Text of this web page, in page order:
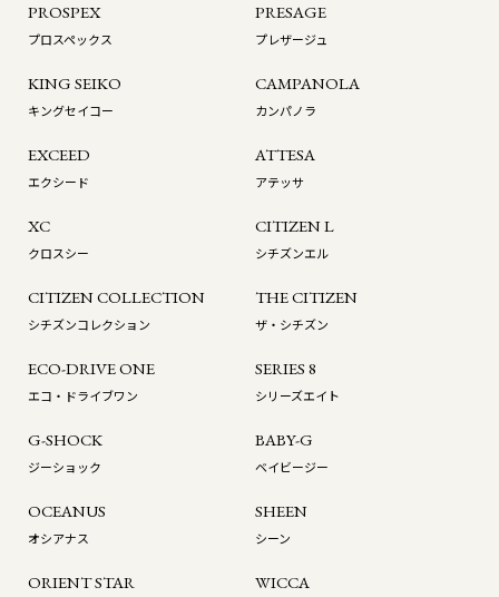
PROSPEX
プロスペックス
PRESAGE
プレザージュ
KING SEIKO
キングセイコー
CAMPANOLA
カンパノラ
EXCEED
エクシード
ATTESA
アテッサ
XC
クロスシー
CITIZEN L
シチズンエル
CITIZEN COLLECTION
シチズンコレクション
THE CITIZEN
ザ・シチズン
ECO-DRIVE ONE
エコ・ドライブワン
SERIES 8
シリーズエイト
G-SHOCK
ジーショック
BABY-G
ベイビージー
OCEANUS
オシアナス
SHEEN
シーン
ORIENT STAR WICCA